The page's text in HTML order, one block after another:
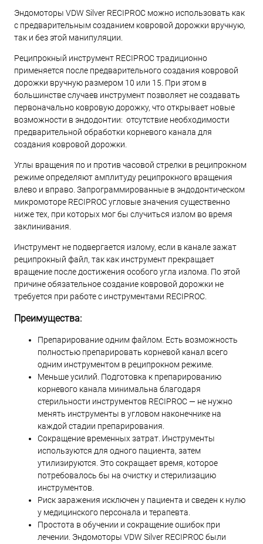
Эндомоторы VDW Silver RECIPROC можно использовать как
с предварительным созданием ковровой дорожки вручную,
так и без этой манипуляции.
Реципрокный инструмент RECIPROC традиционно
применяется после предварительного создания ковровой
дорожки вручную размером 10 или 15. При этом в
большинстве случаев инструмент позволяет не создавать
первоначально ковровую дорожку, что открывает новые
возможности в эндодонтии: отсутствие необходимости
предварительной обработки корневого канала для
создания ковровой дорожки.
Углы вращения по и против часовой стрелки в реципрокном
режиме определяют амплитуду реципрокного вращения
влево и вправо. Запрограммированные в эндодонтическом
микромоторе RECIPROC угловые значения существенно
ниже тех, при которых мог бы случиться излом во время
заклинивания.
Инструмент не подвергается излому, если в канале зажат
реципрокный файл, так как инструмент прекращает
вращение после достижения особого угла излома. По этой
причине обязательное создание ковровой дорожки не
требуется при работе с инструментами RECIPROC.
Преимущества:
Препарирование одним файлом. Есть возможность
полностью препарировать корневой канал всего
одним инструментом в реципрокном режиме.
Меньше усилий. Подготовка к препарированию
корневого канала минимальна благодаря
стерильности инструментов RECIPROC — не нужно
менять инструменты в угловом наконечнике на
каждой стадии препарирования.
Сокращение временных затрат. Инструменты
используются для одного пациента, затем
утилизируются. Это сокращает время, которое
потребовалось бы на очистку и стерилизацию
инструментов.
Риск заражения исключен у пациента и сведен к нулю
у медицинского персонала и терапевта.
Простота в обучении и сокращение ошибок при
лечении. Эндомоторы VDW Silver RECIPROC были